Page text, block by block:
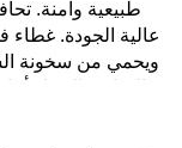
طبيعية وآمنة.
ويحمي من سخونة